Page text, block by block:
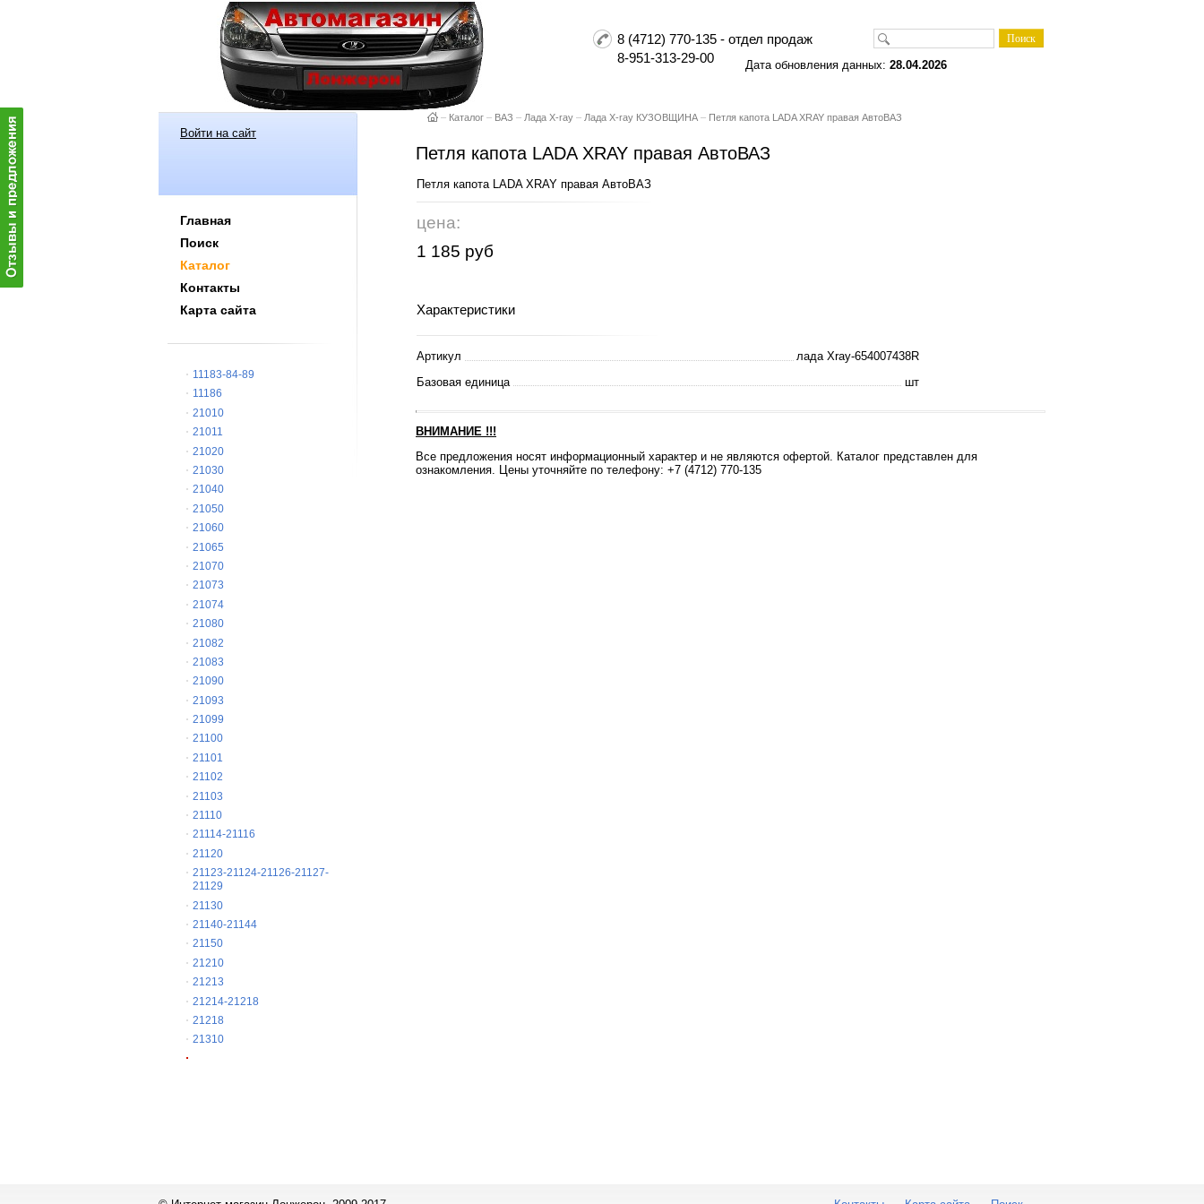
8 (4712) 770-135 - отдел продаж
8-951-313-29-00
Дата обновления данных: 28.04.2026
Войти на сайт
Главная
Поиск
Каталог
Контакты
Карта сайта
11183-84-89
11186
21010
21011
21020
21030
21040
21050
21060
21065
21070
21073
21074
21080
21082
21083
21090
21093
21099
21100
21101
21102
21103
21110
21114-21116
21120
21123-21124-21126-21127-
21129
21130
21140-21144
21150
21210
21213
21214-21218
21218
21310
– Каталог – ВАЗ – Лада X-ray – Лада X-ray КУЗОВЩИНА – Петля капота LADA XRAY правая АвтоВАЗ
Петля капота LADA XRAY правая АвтоВАЗ
Петля капота LADA XRAY правая АвтоВАЗ
цена:
1 185 руб
Характеристики
Артикул
лада Xray-654007438R
Базовая единица
шт
ВНИМАНИЕ !!!
Все предложения носят информационный характер и не являются офертой. Каталог представлен для
ознакомления. Цены уточняйте по телефону: +7 (4712) 770-135